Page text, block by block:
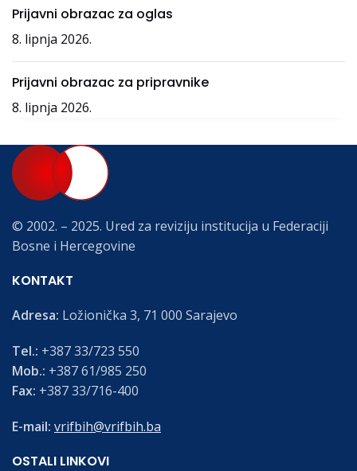
Prijavni obrazac za oglas
8. lipnja 2026.
Prijavni obrazac za pripravnike
8. lipnja 2026.
© 2002. – 2025. Ured za reviziju institucija u Federaciji
Bosne i Hercegovine
KONTAKT
Adresa: Ložionička 3, 71 000 Sarajevo
Tel.: +387 33/723 550
Mob.: +387 61/985 250
Fax: +387 33/716-400
E-mail: vrifbih@vrifbih.ba
OSTALI LINKOVI